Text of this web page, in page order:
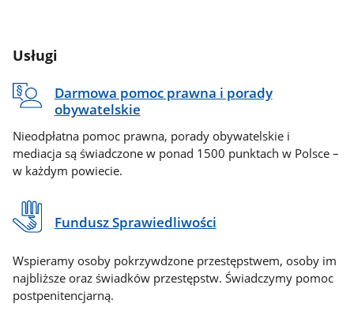
Usługi
Darmowa pomoc prawna i porady
obywatelskie
Nieodpłatna pomoc prawna, porady obywatelskie i
mediacja są świadczone w ponad 1500 punktach w Polsce –
w każdym powiecie.
Fundusz Sprawiedliwości
Wspieramy osoby pokrzywdzone przestępstwem, osoby im
najbliższe oraz świadków przestępstw. Świadczymy pomoc
postpenitencjarną.